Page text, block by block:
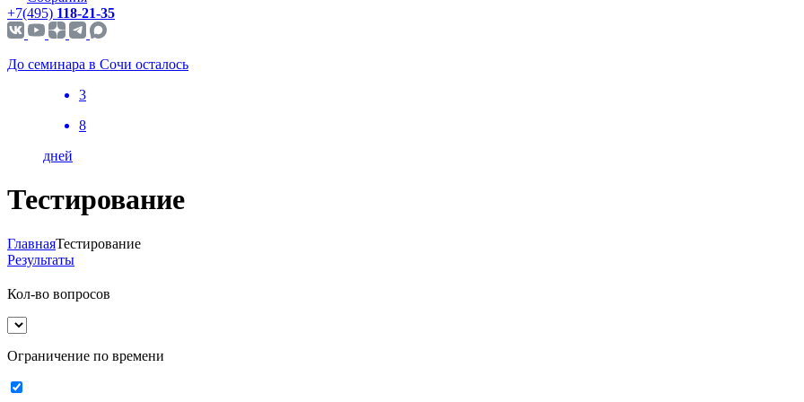
+7(495) 118-21-35
До семинара в Сочи осталось
3
8
дней
Тестирование
ГлавнаяТестирование
Результаты
Кол-во вопросов
Ограничение по времени